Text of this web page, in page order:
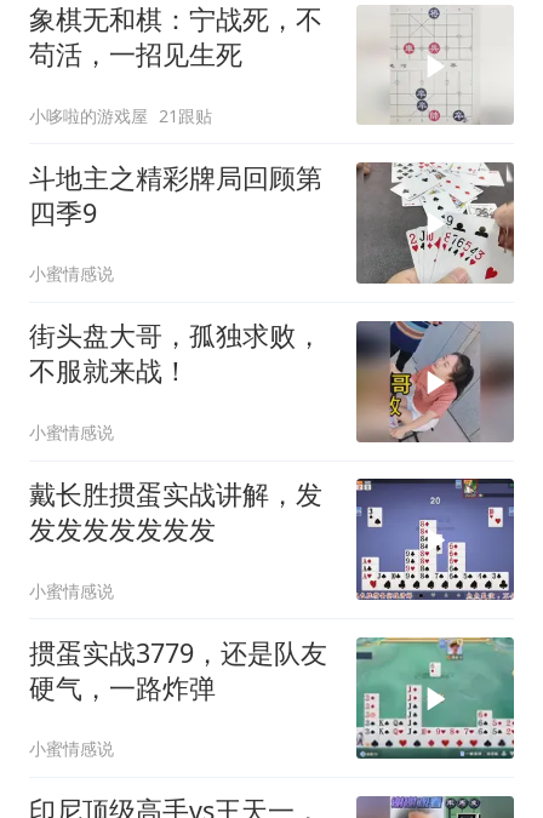
象棋无和棋：宁战死，不
苟活，一招见生死
小哆啦的游戏屋 21跟贴
斗地主之精彩牌局回顾第
四季9
小蜜情感说
街头盘大哥，孤独求败，
不服就来战！
小蜜情感说
戴长胜掼蛋实战讲解，发
发发发发发发发
小蜜情感说
掼蛋实战3779，还是队友
硬气，一路炸弹
小蜜情感说
印尼顶级高手vs王天一，